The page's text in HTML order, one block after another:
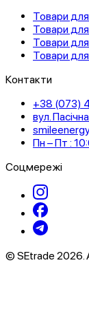
Товари
Товари
Товари для
Товари
Контакти
+38 (073)
вул.
Пн – Пт :
Соцмережі
© SEtrade 2026.